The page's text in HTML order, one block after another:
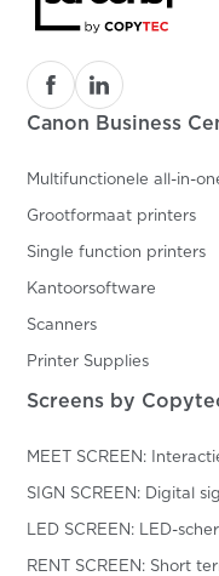
Canon Business
Multifunctionele all-in-
Grootformaat printers
Single function printers
Kantoorsoftware
Scanners
Printer Supplies
Screens by
MEET SCREEN:
SIGN SCREEN: Digital
LED SCREEN: LED-
RENT SCREEN: Short